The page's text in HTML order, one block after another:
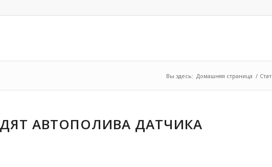
Вы здесь: Домашняя страница /
АВТОПОЛИВА ДАТЧИКА